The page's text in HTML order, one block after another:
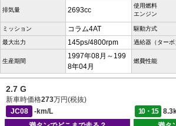
排気量 2693cc
使用燃料
エンジン
ミッション コラム4AT 駆動方式
最大出力 145ps/4800rpm 過給器（ターボ
生産期間
1997年08月～199
8年04月
燃費性能
2.7 G
新車時価格273万円(税抜)
JC08
-km/L 10・15